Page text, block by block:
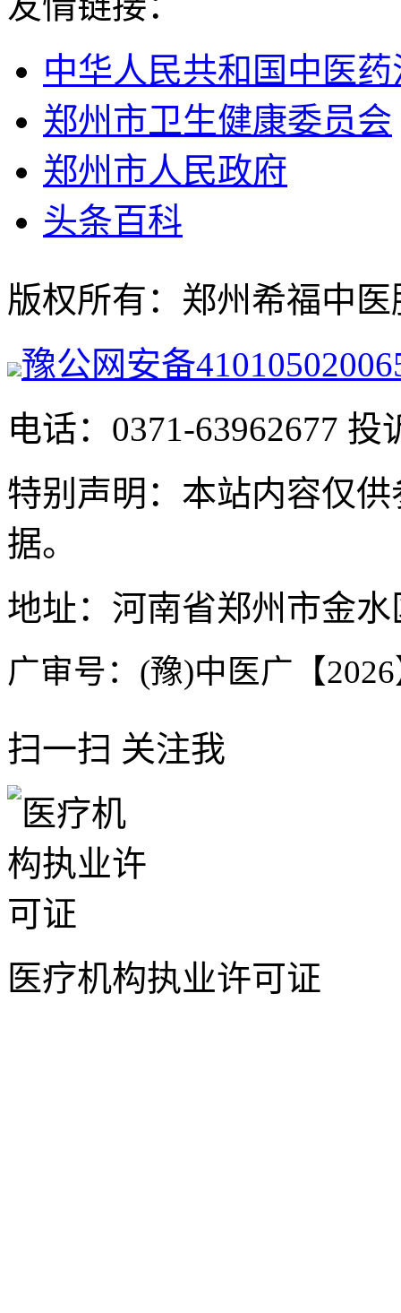
中华人民共和国中医药
郑州市卫生健康委员会
郑州市人民政府
头条百科
版权所有：郑州希福中
豫公网安备
电话：0371-63962677 投
特别声明：本站内容仅
据。
地址：河南省郑州市金
广审号：(豫)中医广【
扫一扫 关注我
医疗机构执业许可证